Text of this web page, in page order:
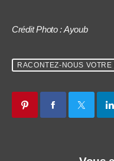
Crédit Photo : Ayoub
RACONTEZ-NOUS